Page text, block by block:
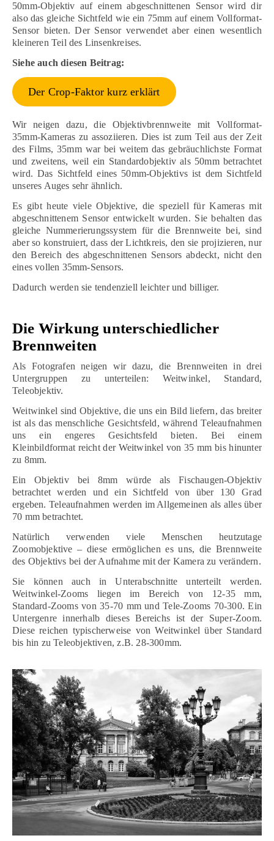
50mm-Objektiv auf einem abgeschnittenen Sensor wird dir
also das gleiche Sichtfeld wie ein 75mm auf einem Vollformat-
Sensor bieten. Der Sensor verwendet aber einen wesentlich
kleineren Teil des Linsenkreises.
Siehe auch diesen Beitrag:
Der Crop-Faktor kurz erklärt
Wir neigen dazu, die Objektivbrennweite mit Vollformat-
35mm-Kameras zu assoziieren. Dies ist zum Teil aus der Zeit
des Films, 35mm war bei weitem das gebräuchlichste Format
und zweitens, weil ein Standardobjektiv als 50mm betrachtet
wird. Das Sichtfeld eines 50mm-Objektivs ist dem Sichtfeld
unseres Auges sehr ähnlich.
Es gibt heute viele Objektive, die speziell für Kameras mit
abgeschnittenem Sensor entwickelt wurden. Sie behalten das
gleiche Nummerierungssystem für die Brennweite bei, sind
aber so konstruiert, dass der Lichtkreis, den sie projizieren, nur
den Bereich des abgeschnittenen Sensors abdeckt, nicht den
eines vollen 35mm-Sensors.
Dadurch werden sie tendenziell leichter und billiger.
Die Wirkung unterschiedlicher
Brennweiten
Als Fotografen neigen wir dazu, die Brennweiten in drei
Untergruppen zu unterteilen: Weitwinkel, Standard,
Teleobjektiv.
Weitwinkel sind Objektive, die uns ein Bild liefern, das breiter
ist als das menschliche Gesichtsfeld, während Teleaufnahmen
uns ein engeres Gesichtsfeld bieten. Bei einem
Kleinbildformat reicht der Weitwinkel von 35 mm bis hinunter
zu 8mm.
Ein Objektiv bei 8mm würde als Fischaugen-Objektiv
betrachtet werden und ein Sichtfeld von über 130 Grad
ergeben. Teleaufnahmen werden im Allgemeinen als alles über
70 mm betrachtet.
Natürlich verwenden viele Menschen heutzutage
Zoomobjektive – diese ermöglichen es uns, die Brennweite
des Objektivs bei der Aufnahme mit der Kamera zu verändern.
Sie können auch in Unterabschnitte unterteilt werden.
Weitwinkel-Zooms liegen im Bereich von 12-35 mm,
Standard-Zooms von 35-70 mm und Tele-Zooms 70-300. Ein
Untergenre innerhalb dieses Bereichs ist der Super-Zoom.
Diese reichen typischerweise von Weitwinkel über Standard
bis hin zu Teleobjektiven, z.B. 28-300mm.